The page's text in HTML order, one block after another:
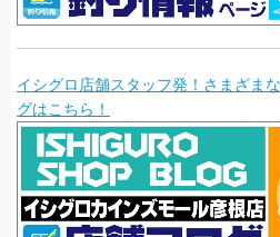
イシグロ店舗スタッフ発！さまざま
グはこちら！